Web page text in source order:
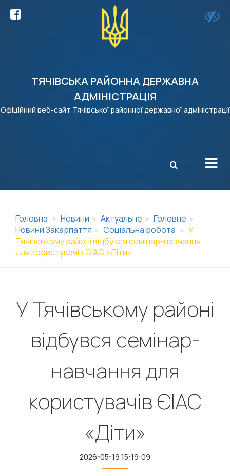
ТЯЧІВСЬКА РАЙОННА ДЕРЖАВНА
АДМІНІСТРАЦІЯ
Офіційний веб-сайт Тячівської районної державної адміністрації
Головна Новини Актуальне
Головне
Новини Закарпаття
Соціальна робота
У
Тячівському районі відбувся семінар-навчання
для користувачів ЄІАС «Діти»
У Тячівському районі
відбувся семінар-
навчання для
користувачів ЄІАС
«Діти»
2026-05-19 15:19:09